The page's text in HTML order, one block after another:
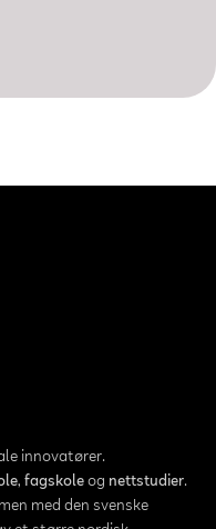
innovatører.
, fagskoleog nettstudier.
med den svenske